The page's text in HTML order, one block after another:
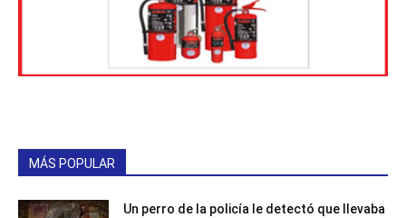
MÁS POPULAR
Un perro de la policía le detectó que llevaba